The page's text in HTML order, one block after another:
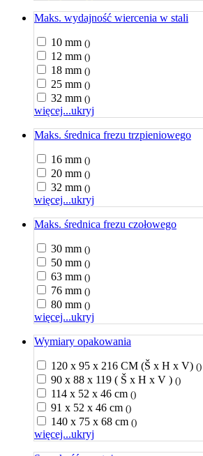
Maks. wydajność wiercenia w stali
10 mm ()
12 mm ()
18 mm ()
25 mm ()
32 mm ()
więcej...ukryj
Maks. średnica frezu trzpieniowego
16 mm ()
20 mm ()
32 mm ()
więcej...ukryj
Maks. średnica frezu czołowego
30 mm ()
50 mm ()
63 mm ()
76 mm ()
80 mm ()
więcej...ukryj
Wymiary opakowania
120 x 95 x 216 CM (Š x H x V) ()
90 x 88 x 119 ( Š x H x V ) ()
114 x 52 x 46 cm ()
91 x 52 x 46 cm ()
140 x 75 x 68 cm ()
więcej...ukryj